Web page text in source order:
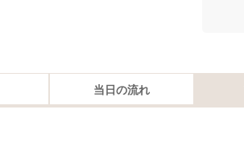
当日の流れ